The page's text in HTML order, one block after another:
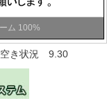
ム 100%
空き状況 9.30